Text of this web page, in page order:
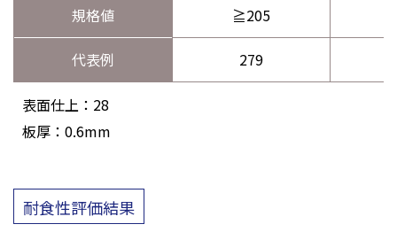
規格値 ≧205
代表例 279
表面仕上：28
板厚：0.6mm
耐食性評価結果